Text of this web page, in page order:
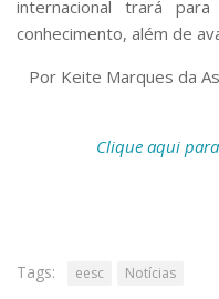
internacional trará
conhecimento, além de
Por Keite Marques da
Clique aqui
Tags: eesc Notícias